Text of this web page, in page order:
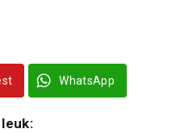
WhatsApp